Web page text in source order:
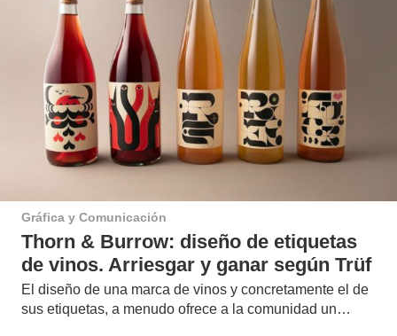
Gráfica y Comunicación
Thorn & Burrow: diseño de etiquetas
de vinos. Arriesgar y ganar según Trüf
El diseño de una marca de vinos y concretamente el de
sus etiquetas, a menudo ofrece a la comunidad un…